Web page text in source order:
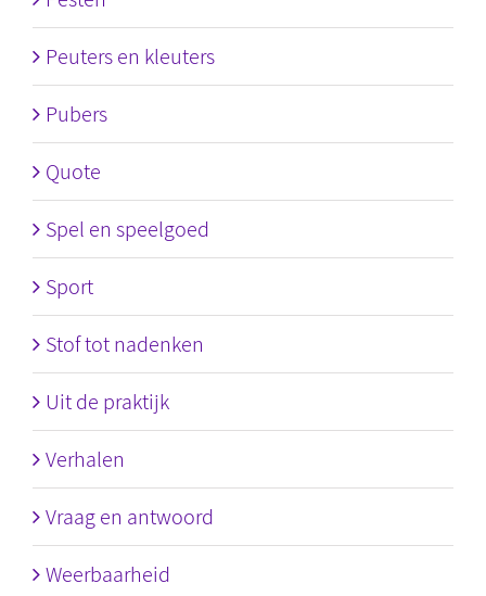
Peuters en kleuters
Pubers
Quote
Spel en speelgoed
Sport
Stof tot nadenken
Uit de praktijk
Verhalen
Vraag en antwoord
Weerbaarheid